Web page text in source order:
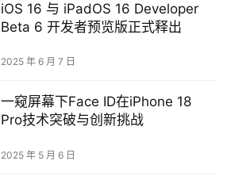
iOS 16 与 iPadOS 16 Developer
Beta 6 开发者预览版正式释出
2025 年 6 月 7 日
一窥屏幕下Face ID在iPhone 18
Pro技术突破与创新挑战
2025 年 5 月 6 日